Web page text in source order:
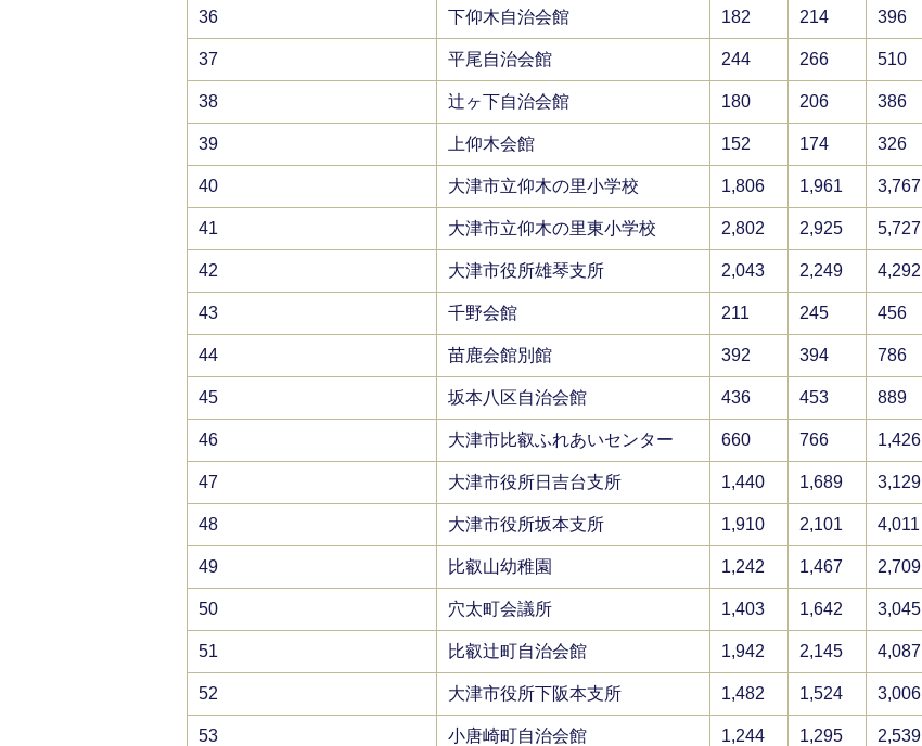
36 下仰木自治会館 182 214 396
37 平尾自治会館 244 266 510
38 辻ヶ下自治会館 180 206 386
39 上仰木会館 152 174 326
40 大津市立仰木の里小学校 1,806 1,961 3,767
41 大津市立仰木の里東小学校 2,802 2,925 5,727
42 大津市役所雄琴支所 2,043 2,249 4,292
43 千野会館 211 245 456
44 苗鹿会館別館 392 394 786
45 坂本八区自治会館 436 453 889
46 大津市比叡ふれあいセンター 660 766 1,426
47 大津市役所日吉台支所 1,440 1,689 3,129
48 大津市役所坂本支所 1,910 2,101 4,011
49 比叡山幼稚園 1,242 1,467 2,709
50 穴太町会議所 1,403 1,642 3,045
51 比叡辻町自治会館 1,942 2,145 4,087
52 大津市役所下阪本支所 1,482 1,524 3,006
53 小唐崎町自治会館 1,244 1,295 2,539